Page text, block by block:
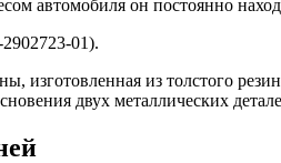
он постоянно
01).
изготовленная из толстого
двух металлических